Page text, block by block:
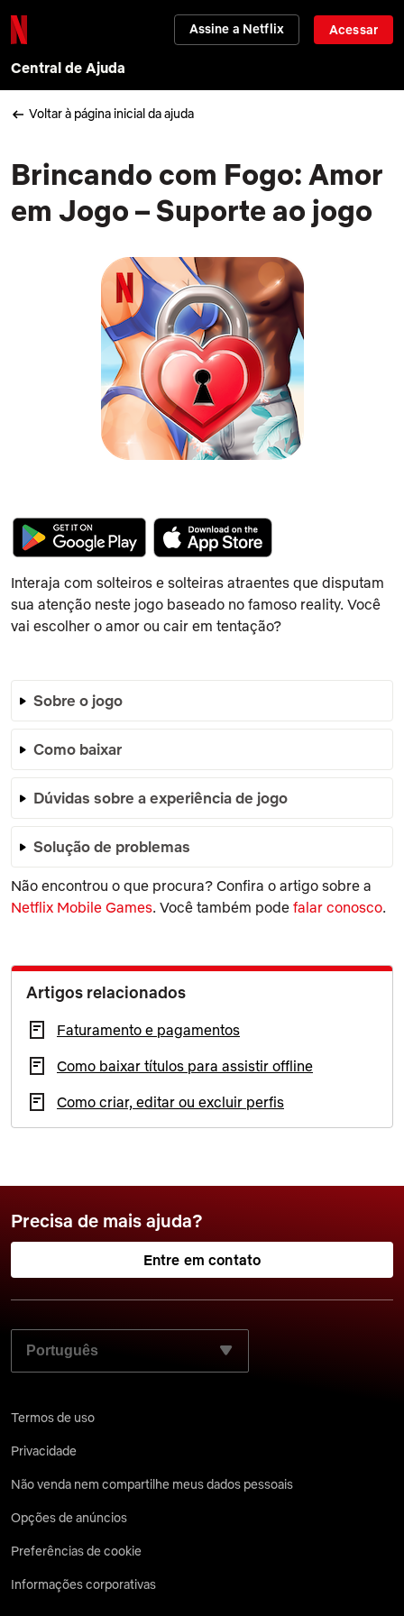
Assine a Netflix Acessar
Central de Ajuda
Voltar à página inicial da ajuda
Brincando com Fogo: Amor
em Jogo – Suporte ao jogo
Interaja com solteiros e solteiras atraentes que disputam
sua atenção neste jogo baseado no famoso reality. Você
vai escolher o amor ou cair em tentação?
Sobre o jogo
Como baixar
Dúvidas sobre a experiência de jogo
Solução de problemas
Não encontrou o que procura? Confira o artigo sobre a
Netflix Mobile Games. Você também pode falar conosco.
Artigos relacionados
Faturamento e pagamentos
Como baixar títulos para assistir offline
Como criar, editar ou excluir perfis
Precisa de mais ajuda?
Entre em contato
SELECIONE SEU IDIOMA PREFERIDO:
Termos de uso
Privacidade
Não venda nem compartilhe meus dados pessoais
Opções de anúncios
Preferências de cookie
Informações corporativas